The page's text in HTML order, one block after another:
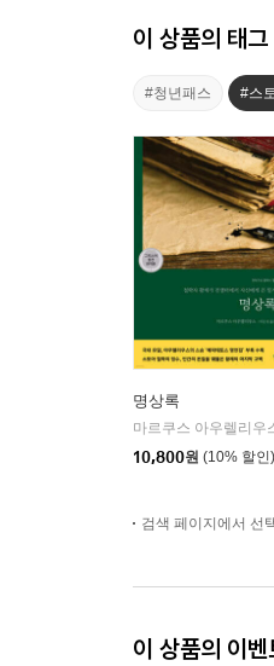
이 상품의 태그
#청년패스 #스
명상록
10,800원 (10% 할인)
검색 페이지에서 선
이 상품의 이벤